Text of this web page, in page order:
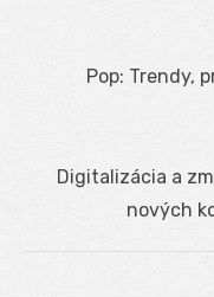
Navigácia
Previous
Pop: Trendy,
Next
Digitalizácia a
nových